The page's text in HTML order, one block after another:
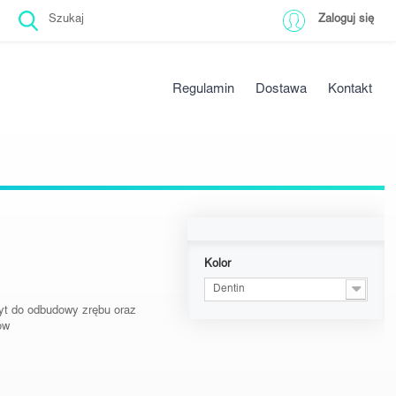
Zaloguj się
Regulamin Dostawa Kontakt
do odbudowy zrębu oraz
Kolor
Dentin